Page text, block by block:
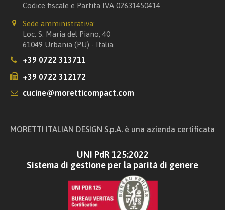
Codice fiscale e Partita IVA 02631450414
Sede amministrativa:
Loc. S. Maria del Piano, 40
61049 Urbania (PU) - Italia
+39 0722 313711
+39 0722 312172
cucine@moretticompact.com
MORETTI ITALIAN DESIGN S.p.A. è una azienda certificata
UNI PdR 125:2022
Sistema di gestione per la parità di genere